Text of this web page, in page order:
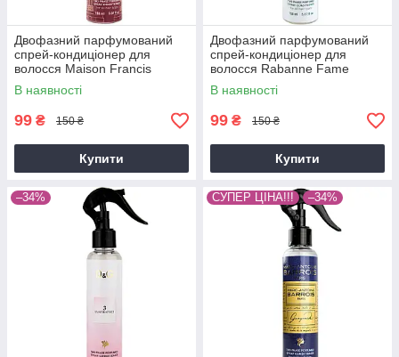
Двофазний парфумований
спрей-кондиціонер для
волосся Maison Francis
Kurkdjian Baccarat Rouge 540
Extrait De Parfum Brand
В наявності
99 ₴ 150 ₴
Купити
Двофазний парфумований
спрей-кондиціонер для
волосся Rabanne Fame
Brand Collection 150 мл
В наявності
99 ₴ 150 ₴
Купити
–34% СУПЕР ЦІНА!!! –34%